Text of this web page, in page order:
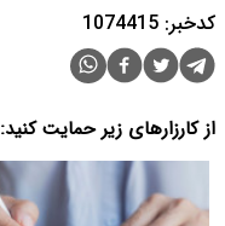
کدخبر: 1074415
از کارزارهای زیر حمایت کنید: